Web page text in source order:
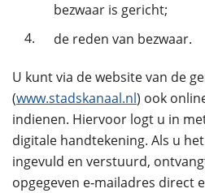
bezwaar is gericht;
4.
de reden van bezwaar.
U kunt via de website van de
(www.stadskanaal.nl) ook
indienen. Hiervoor logt u in
digitale handtekening. Als u
ingevuld en verstuurd,
opgegeven e‑mailadres direct